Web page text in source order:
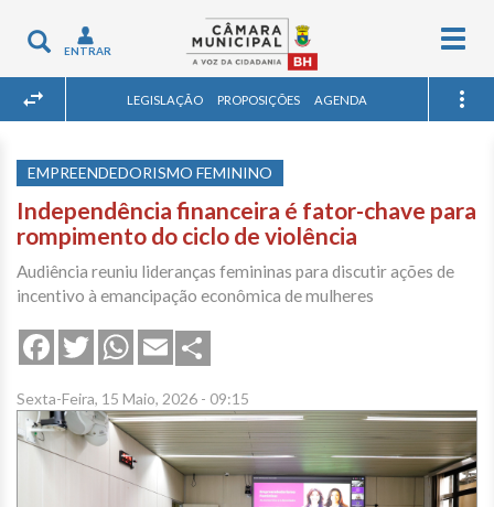
Toggle
navigation
ENTRAR
LEGISLAÇÃO PROPOSIÇÕES AGENDA
EMPREENDEDORISMO FEMININO
Independência financeira é fator-chave para
rompimento do ciclo de violência
Audiência reuniu lideranças femininas para discutir ações de
incentivo à emancipação econômica de mulheres
FacebookTwitterWhatsApp
Email
Sexta-Feira, 15 Maio, 2026 - 09:15